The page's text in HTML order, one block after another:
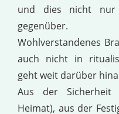
und dies nicht nur
gegenüber.
Wohlverstandenes
auch nicht in
geht weit darüber
Aus der Sicherheit
Heimat), aus der